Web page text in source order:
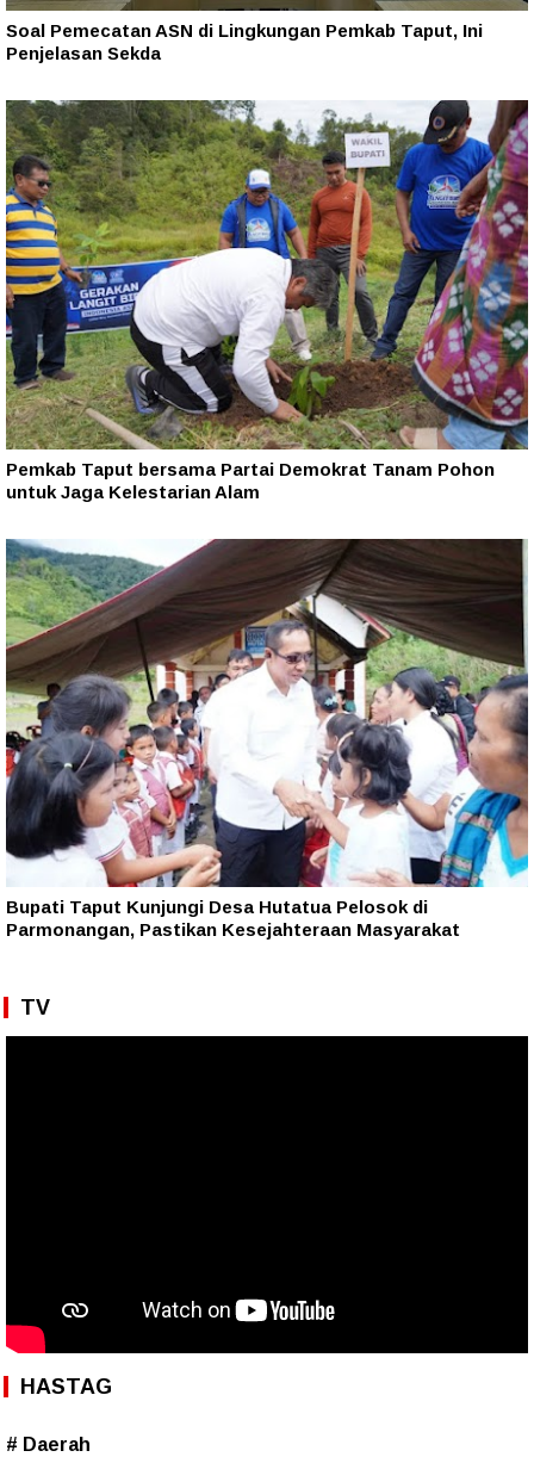
Soal Pemecatan ASN di Lingkungan Pemkab Taput, Ini
Penjelasan Sekda
Pemkab Taput bersama Partai Demokrat Tanam Pohon
untuk Jaga Kelestarian Alam
Bupati Taput Kunjungi Desa Hutatua Pelosok di
Parmonangan, Pastikan Kesejahteraan Masyarakat
TV
HASTAG
# Daerah